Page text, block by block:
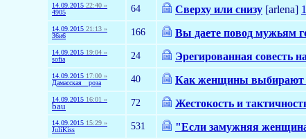
14.09.2015 22:40 »
4905
64 Сверху или снизу [arlena] 1
14.09.2015 21:13 »
36и6
166 Вы даете повод мужьям
14.09.2015 19:04 »
sofia
24 Эрегированная совесть
14.09.2015 17:00 »
Дамасская__роза
40 Как женщины выбирают
14.09.2015 16:01 »
bau 72 Жестокость и
14.09.2015 15:29 »
JuliKiss
531 "Если замужняя женщина